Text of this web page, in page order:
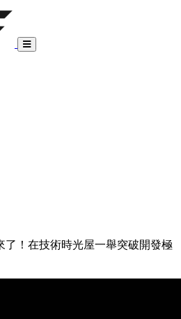
了！在技術時光屋一舉突破開發極